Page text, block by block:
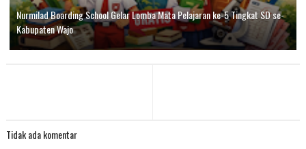
Nurmilad Boarding School Gelar Lomba Mata Pelajaran ke-5 Tingkat SD se-
Kabupaten Wajo
Tidak ada komentar